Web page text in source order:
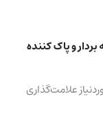
و پاک کننده
علامت‌گذاری